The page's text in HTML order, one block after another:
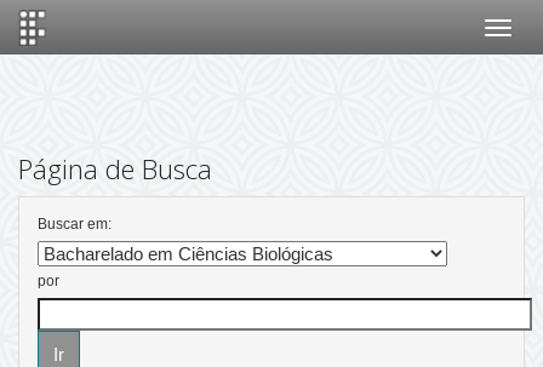
Página de Busca
Buscar em:
por